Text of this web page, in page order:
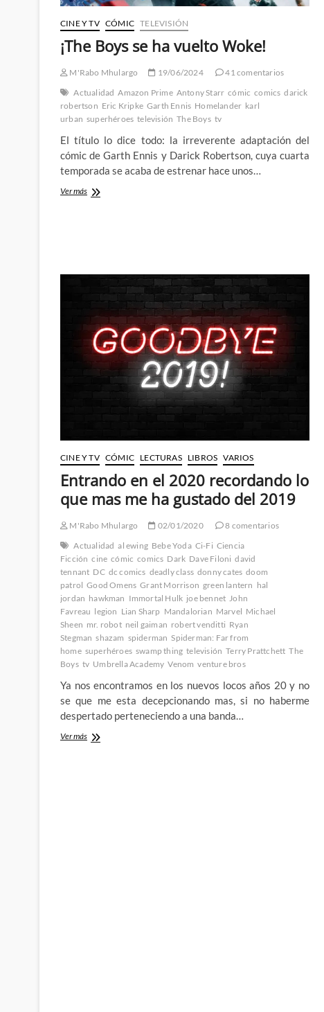
CINE Y TV CÓMIC TELEVISIÓN
¡The Boys se ha vuelto Woke!
M'Rabo Mhulargo 19/06/2024
41 comentarios
Actualidad Amazon Prime Antony Starr cómic comics darick
robertson Eric Kripke Garth Ennis Homelander karl
urban superhéroes televisión The Boys tv
El título lo dice todo: la irreverente adaptación del
cómic de Garth Ennis y Darick Robertson, cuya cuarta
temporada se acaba de estrenar hace unos…
Ver más¡The
CINE Y TV CÓMIC LECTURAS LIBROS VARIOS
Entrando en el 2020 recordando lo
que mas me ha gustado del 2019
M'Rabo Mhulargo 02/01/2020
8 comentarios
Actualidad al ewing Bebe Yoda Ci-Fi Ciencia
Ficción cine cómic comics Dark Dave Filoni david
tennant DC dc comics deadly class donny cates doom
patrol Good Omens Grant Morrison green lantern hal
jordan hawkman Immortal Hulk joe bennet John
Favreau legion Lian Sharp Mandalorian Marvel Michael
Sheen mr. robot neil gaiman robert venditti Ryan
Stegman shazam spiderman Spiderman: Far from
home superhéroes swamp thing televisión Terry Prattchett The
Boys tv Umbrella Academy Venom venture bros
Ya nos encontramos en los nuevos locos años 20 y no
se que me esta decepcionando mas, si no haberme
despertado perteneciendo a una banda…
Ver másEntrando